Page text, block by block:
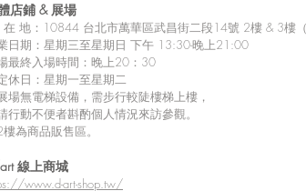
店鋪 & 展場
在 地：10844 台北市萬華區武昌街二段14號 2樓 & 3樓（
日期：星期三至星期日 下午 13:30-晚上21:00
最終入場時間：晚上20：30
休日：星期一至星期二
場無電梯設備，需步行較陡樓梯上樓，
行動不便者斟酌個人情況來訪參觀。
為商品販售區。
線上商城
www.d-art-shop.tw/